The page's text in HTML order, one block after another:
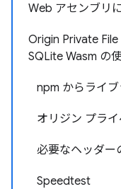
Web アセンブリ
Origin Private
SQLite Wasm の
npm からライ
オリジン プラ
必要なヘッダー
Speedtest